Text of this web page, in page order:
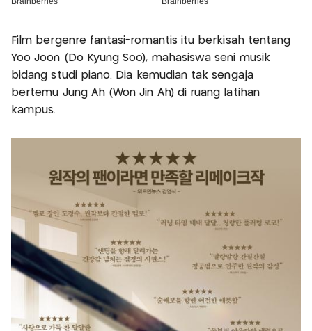
Film bergenre fantasi-romantis itu berkisah tentang
Yoo Joon (Do Kyung Soo), mahasiswa seni musik
bidang studi piano. Dia kemudian tak sengaja
bertemu Jung Ah (Won Jin Ah) di ruang latihan
kampus.